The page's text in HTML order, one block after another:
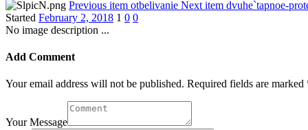
Previous item otbelivanie Next item dvuhe`tapnoe-
Started February 2, 2018 1 0 0
No image description ...
Add Comment
Your email address will not be published. Required fields are marked
Your Message